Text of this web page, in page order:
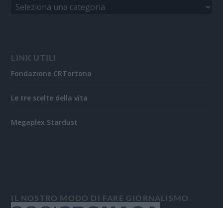
LINK UTILI
Fondazione CRTortona
Le tre scelte della vita
Megaplex Stardust
IL NOSTRO MODO DI FARE GIORNALISMO